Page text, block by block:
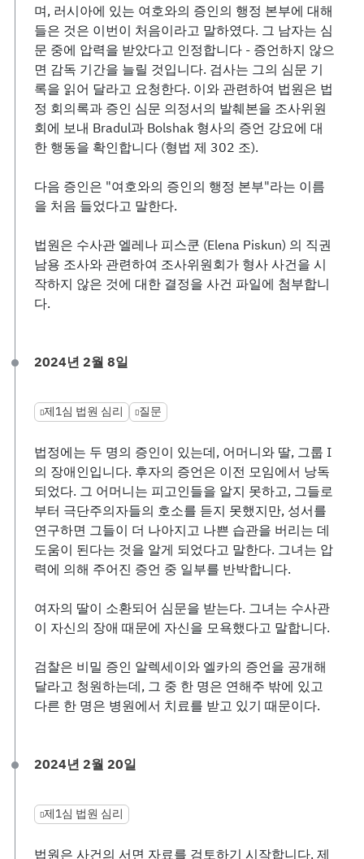
며, 러시아에 있는 여호와의 증인의 행정 본부에 대해
들은 것은 이번이 처음이라고 말하였다. 그 남자는 심
문 중에 압력을 받았다고 인정합니다 - 증언하지 않으
면 감독 기간을 늘릴 것입니다. 검사는 그의 심문 기
록을 읽어 달라고 요청한다. 이와 관련하여 법원은 법
정 회의록과 증인 심문 의정서의 발췌본을 조사위원
회에 보내 Bradul과 Bolshak 형사의 증언 강요에 대
한 행동을 확인합니다 (형법 제 302 조).
다음 증인은 "여호와의 증인의 행정 본부"라는 이름
을 처음 들었다고 말한다.
법원은 수사관 엘레나 피스쿤 (Elena Piskun) 의 직권
남용 조사와 관련하여 조사위원회가 형사 사건을 시
작하지 않은 것에 대한 결정을 사건 파일에 첨부합니
다.
2024년 2월 8일
제1심 법원 심리 질문
법정에는 두 명의 증인이 있는데, 어머니와 딸, 그룹 I
의 장애인입니다. 후자의 증언은 이전 모임에서 낭독
되었다. 그 어머니는 피고인들을 알지 못하고, 그들로
부터 극단주의자들의 호소를 듣지 못했지만, 성서를
연구하면 그들이 더 나아지고 나쁜 습관을 버리는 데
도움이 된다는 것을 알게 되었다고 말한다. 그녀는 압
력에 의해 주어진 증언 중 일부를 반박합니다.
여자의 딸이 소환되어 심문을 받는다. 그녀는 수사관
이 자신의 장애 때문에 자신을 모욕했다고 말합니다.
검찰은 비밀 증인 알렉세이와 엘카의 증언을 공개해
달라고 청원하는데, 그 중 한 명은 연해주 밖에 있고
다른 한 명은 병원에서 치료를 받고 있기 때문이다.
2024년 2월 20일
제1심 법원 심리
법원은 사건의 서면 자료를 검토하기 시작합니다. 제